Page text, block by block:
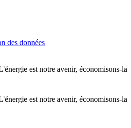
des données
est notre avenir, économisons-la
est notre avenir, économisons-la